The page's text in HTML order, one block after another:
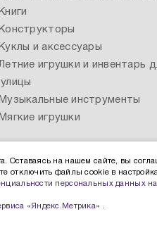
Книги
Конструкторы
Куклы и аксессуары
Летние игрушки и инвентарь
улицы
Музыкальные инструменты
Мягкие игрушки
на нашем сайте, вы
отключить файлы cookie в
персональных данных
«Яндекс.Метрика» .